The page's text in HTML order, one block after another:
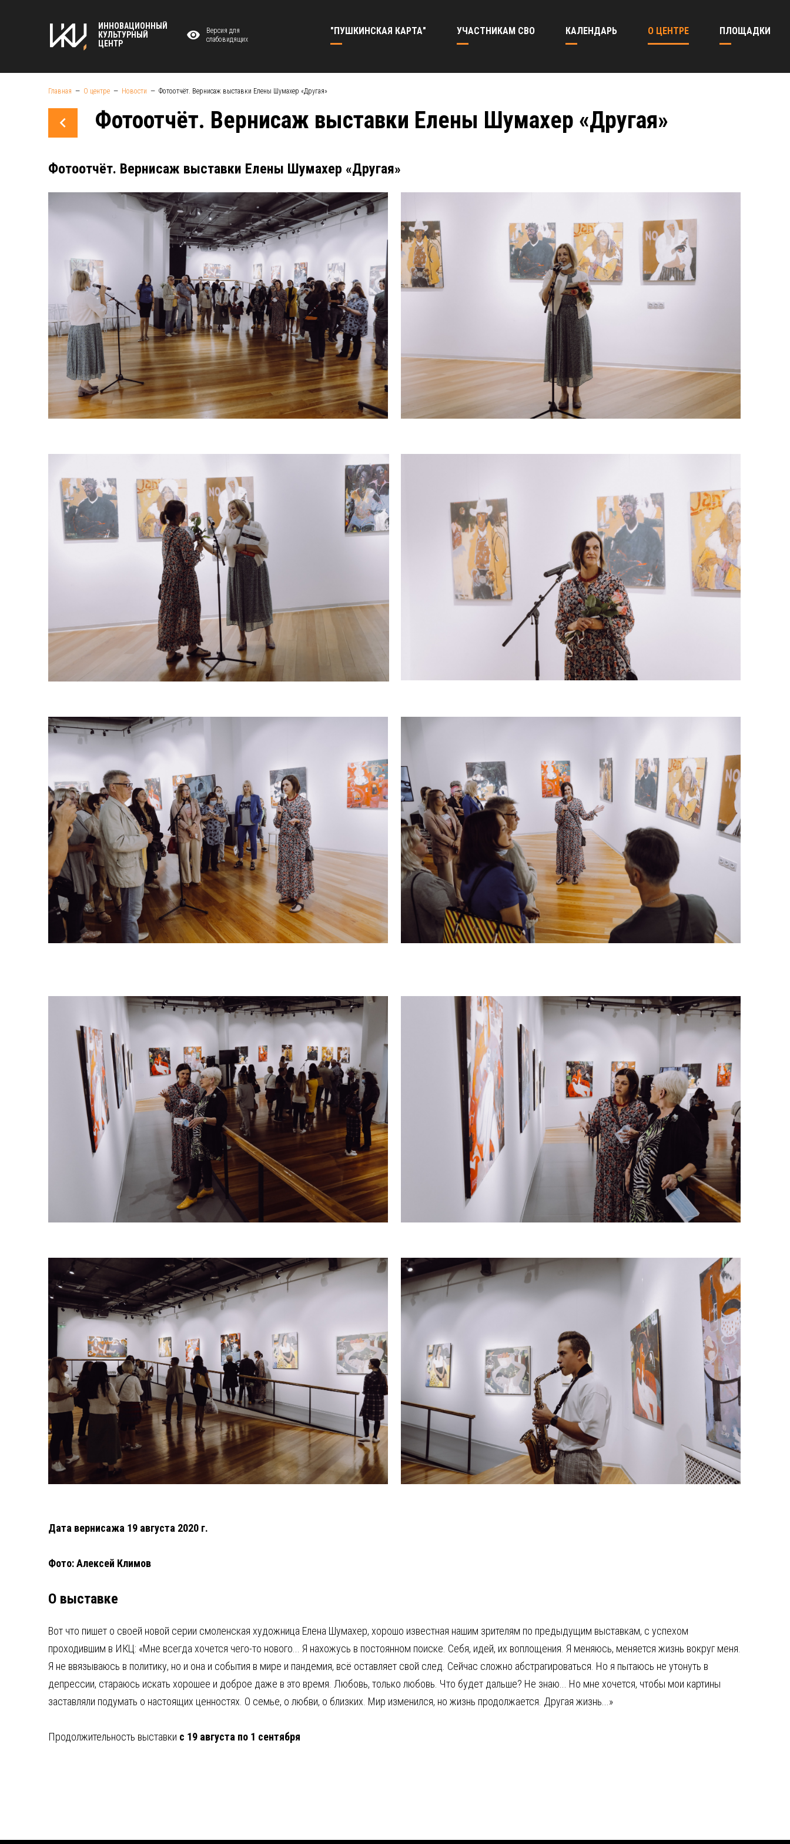
ИННОВАЦИОННЫЙ
КУЛЬТУРНЫЙ
ЦЕНТР
Версия для
слабовидящих
"ПУШКИНСКАЯ КАРТА" УЧАСТНИКАМ СВО КАЛЕНДАРЬ О ЦЕНТРЕ ПЛОЩАДКИ
Главная О центре Новости Фотоотчёт. Вернисаж выставки Елены Шумахер «Другая»
Фотоотчёт. Вернисаж выставки Елены Шумахер «Другая»
Фотоотчёт. Вернисаж выставки Елены Шумахер «Другая»
Дата вернисажа 19 августа 2020 г.
Фото: Алексей Климов
О выставке
Вот что пишет о своей новой серии смоленская художница Елена Шумахер, хорошо известная нашим зрителям по предыдущим выставкам, с успехом
проходившим в ИКЦ: «Мне всегда хочется чего-то нового... Я нахожусь в постоянном поиске. Себя, идей, их воплощения. Я меняюсь, меняется жизнь вокруг меня.
Я не ввязываюсь в политику, но и она и события в мире и пандемия, всё оставляет свой след. Сейчас сложно абстрагироваться. Но я пытаюсь не утонуть в
депрессии, стараюсь искать хорошее и доброе даже в это время. Любовь, только любовь. Что будет дальше? Не знаю... Но мне хочется, чтобы мои картины
заставляли подумать о настоящих ценностях. О семье, о любви, о близких. Мир изменился, но жизнь продолжается. Другая жизнь...»
Продолжительность выставки с 19 августа по 1 сентября